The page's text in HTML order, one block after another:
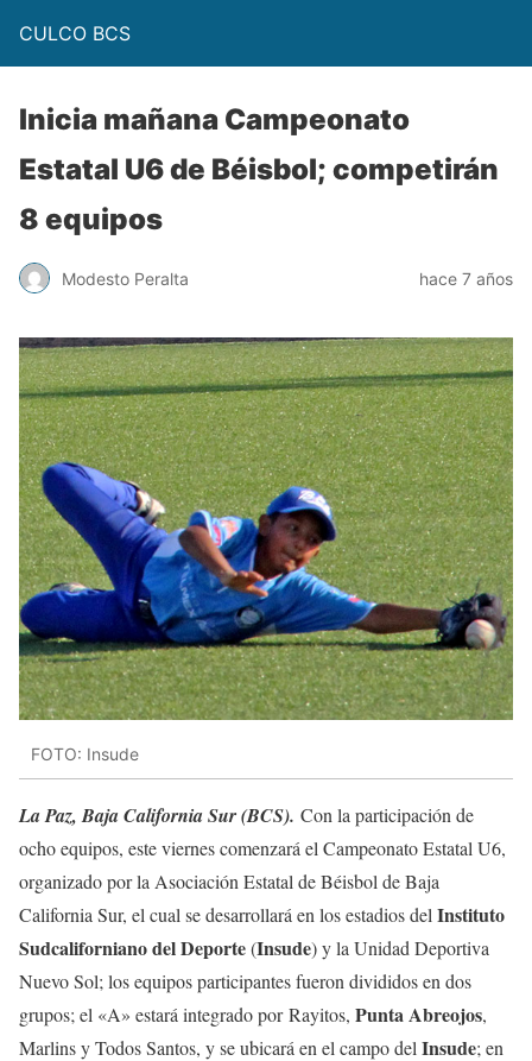
CULCO BCS
Inicia mañana Campeonato
Estatal U6 de Béisbol; competirán
8 equipos
Modesto Peralta hace 7 años
FOTO: Insude
La Paz, Baja California Sur (BCS). Con la participación de
ocho equipos, este viernes comenzará el Campeonato Estatal U6,
organizado por la Asociación Estatal de Béisbol de Baja
California Sur, el cual se desarrollará en los estadios del Instituto
Sudcaliforniano del Deporte(Insude) y la Unidad Deportiva
Nuevo Sol; los equipos participantes fueron divididos en dos
grupos; el «A» estará integrado por Rayitos, Punta Abreojos,
Marlins y Todos Santos, y se ubicará en el campo del Insude; en